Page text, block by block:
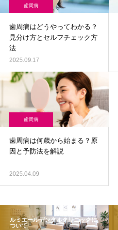
歯周病
歯周病はどうやってわかる？
見分け方とセルフチェック方
法
2025.09.17
歯周病
歯周病は何歳から始まる？原
因と予防法を解説
2025.04.09
ルミエールデンタルクリニックに
ついて